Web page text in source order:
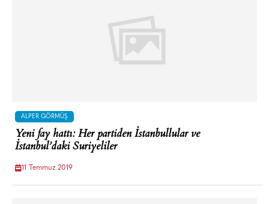
ALPER GÖRMÜŞ
Yeni fay hattı: Her partiden İstanbullular ve
İstanbul’daki Suriyeliler
11 Temmuz 2019